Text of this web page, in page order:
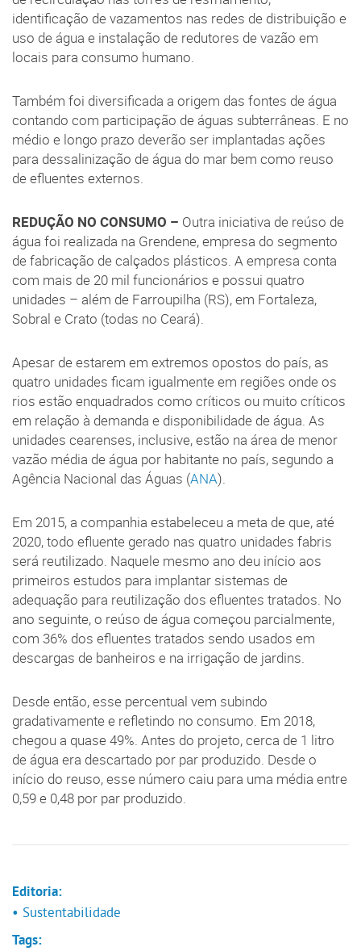
identificação de vazamentos nas redes de distribuição e
uso de água e instalação de redutores de vazão em
locais para consumo humano.
Também foi diversificada a origem das fontes de água
contando com participação de águas subterrâneas. E no
médio e longo prazo deverão ser implantadas ações
para dessalinização de água do mar bem como reuso
de efluentes externos.
REDUÇÃO NO CONSUMO – Outra iniciativa de reúso de
água foi realizada na Grendene, empresa do segmento
de fabricação de calçados plásticos. A empresa conta
com mais de 20 mil funcionários e possui quatro
unidades – além de Farroupilha (RS), em Fortaleza,
Sobral e Crato (todas no Ceará).
Apesar de estarem em extremos opostos do país, as
quatro unidades ficam igualmente em regiões onde os
rios estão enquadrados como críticos ou muito críticos
em relação à demanda e disponibilidade de água. As
unidades cearenses, inclusive, estão na área de menor
vazão média de água por habitante no país, segundo a
Agência Nacional das Águas (ANA).
Em 2015, a companhia estabeleceu a meta de que, até
2020, todo efluente gerado nas quatro unidades fabris
será reutilizado. Naquele mesmo ano deu início aos
primeiros estudos para implantar sistemas de
adequação para reutilização dos efluentes tratados. No
ano seguinte, o reúso de água começou parcialmente,
com 36% dos efluentes tratados sendo usados em
descargas de banheiros e na irrigação de jardins.
Desde então, esse percentual vem subindo
gradativamente e refletindo no consumo. Em 2018,
chegou a quase 49%. Antes do projeto, cerca de 1 litro
de água era descartado por par produzido. Desde o
início do reuso, esse número caiu para uma média entre
0,59 e 0,48 por par produzido.
Editoria:
• Sustentabilidade
Tags: